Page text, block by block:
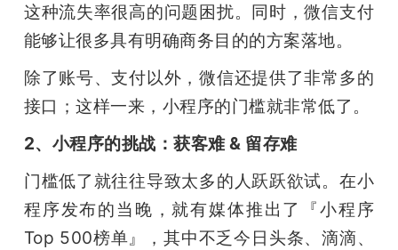
这种流失率很高的问题困扰。同时，微信支付
能够让很多具有明确商务目的的方案落地。
除了账号、支付以外，微信还提供了非常多的
接口；这样一来，小程序的门槛就非常低了。
2、小程序的挑战：获客难 & 留存难
门槛低了就往往导致太多的人跃跃欲试。在小
程序发布的当晚，就有媒体推出了『小程序
Top 500榜单』，其中不乏今日头条、滴滴、